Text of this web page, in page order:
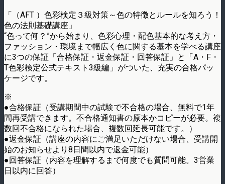
「（AFT ）色彩検定３級対策～色の特徴とルールを知ろう！
色の法則基礎講座」
“色って何？”から始まり、色彩心理・配色基本的な考え方・
ファッション・環境まで幅広く色に関する基本を学べる講座
に3つの保証「合格保証・返金保証・回答保証」と「A・F・
T色彩検定公式テキスト3級編」がついた、充実の合格パッ
ケージです。
※
●合格保証（受講期間中の試験で不合格の場合、無料で1年
間再受講できます。不合格通知書の原本かコピーが必要。複
数回不合格になられた場合、複数回延長可能です。）
●返金保証（講座の内容にご満足いただけない場合、受講開
始のお知らせより8日間以内で返金可能）
●回答保証（内容を理解するまで何度でも質問可能。3営業
日以内に回答）